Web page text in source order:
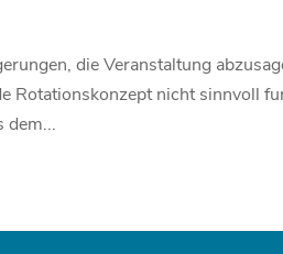
die Veranstaltung
Rotationskonzept nicht sinnvoll
dem...